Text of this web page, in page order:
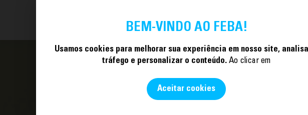
ATIVIDADESATUALIDADEA FUNDAÇÃO EDUARDO
BEM-VINDO AO FEBA!
Usamos cookies para melhorar sua experiência em nosso site,
tráfego e personalizar o conteúdo. Ao clicar em
Aceitar cookies